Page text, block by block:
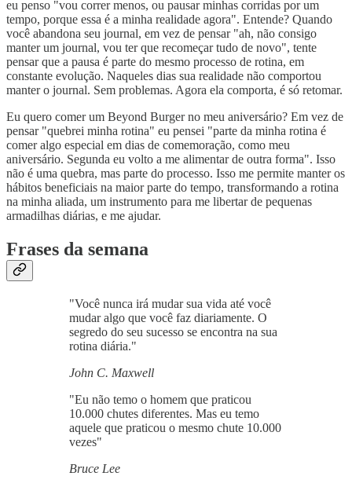
eu penso "vou correr menos, ou pausar minhas corridas por um
tempo, porque essa é a minha realidade agora". Entende? Quando
você abandona seu journal, em vez de pensar "ah, não consigo
manter um journal, vou ter que recomeçar tudo de novo", tente
pensar que a pausa é parte do mesmo processo de rotina, em
constante evolução. Naqueles dias sua realidade não comportou
manter o journal. Sem problemas. Agora ela comporta, é só retomar.
Eu quero comer um Beyond Burger no meu aniversário? Em vez de
pensar "quebrei minha rotina" eu pensei "parte da minha rotina é
comer algo especial em dias de comemoração, como meu
aniversário. Segunda eu volto a me alimentar de outra forma". Isso
não é uma quebra, mas parte do processo. Isso me permite manter os
hábitos beneficiais na maior parte do tempo, transformando a rotina
na minha aliada, um instrumento para me libertar de pequenas
armadilhas diárias, e me ajudar.
Frases da semana
"Você nunca irá mudar sua vida até você
mudar algo que você faz diariamente. O
segredo do seu sucesso se encontra na sua
rotina diária."
John C. Maxwell
"Eu não temo o homem que praticou
10.000 chutes diferentes. Mas eu temo
aquele que praticou o mesmo chute 10.000
vezes"
Bruce Lee